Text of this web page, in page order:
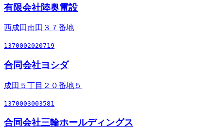
有限会社陸奥電設
西成田南田３７番地
1370002020719
合同会社ヨシダ
成田５丁目２０番地５
1370003003581
合同会社三輪ホールディングス